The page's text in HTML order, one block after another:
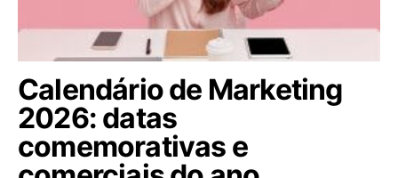
Calendário de Marketing
2026: datas
comemorativas e